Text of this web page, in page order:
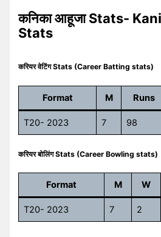
कनिका आहूजा Stats-
Stats
करियर वेटिंग Stats (Career Batting stats)
Format M Runs
T20- 2023 7 98
करियर बोलिंग Stats (Career Bowling stats)
Format M W
T20- 2023 7 2